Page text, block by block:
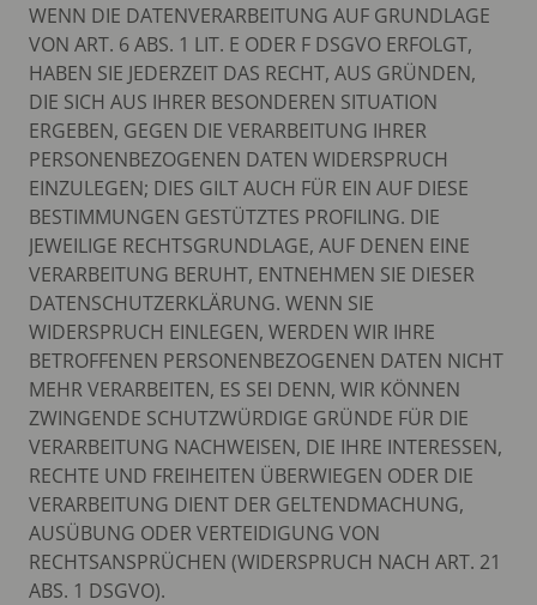
WENN DIE DATENVERARBEITUNG AUF GRUNDLAGE
VON ART. 6 ABS. 1 LIT. E ODER F DSGVO ERFOLGT,
HABEN SIE JEDERZEIT DAS RECHT, AUS GRÜNDEN,
DIE SICH AUS IHRER BESONDEREN SITUATION
ERGEBEN, GEGEN DIE VERARBEITUNG IHRER
PERSONENBEZOGENEN DATEN WIDERSPRUCH
EINZULEGEN; DIES GILT AUCH FÜR EIN AUF DIESE
BESTIMMUNGEN GESTÜTZTES PROFILING. DIE
JEWEILIGE RECHTSGRUNDLAGE, AUF DENEN EINE
VERARBEITUNG BERUHT, ENTNEHMEN SIE DIESER
DATENSCHUTZERKLÄRUNG. WENN SIE
WIDERSPRUCH EINLEGEN, WERDEN WIR IHRE
BETROFFENEN PERSONENBEZOGENEN DATEN NICHT
MEHR VERARBEITEN, ES SEI DENN, WIR KÖNNEN
ZWINGENDE SCHUTZWÜRDIGE GRÜNDE FÜR DIE
VERARBEITUNG NACHWEISEN, DIE IHRE INTERESSEN,
RECHTE UND FREIHEITEN ÜBERWIEGEN ODER DIE
VERARBEITUNG DIENT DER GELTENDMACHUNG,
AUSÜBUNG ODER VERTEIDIGUNG VON
RECHTSANSPRÜCHEN (WIDERSPRUCH NACH ART. 21
ABS. 1 DSGVO).